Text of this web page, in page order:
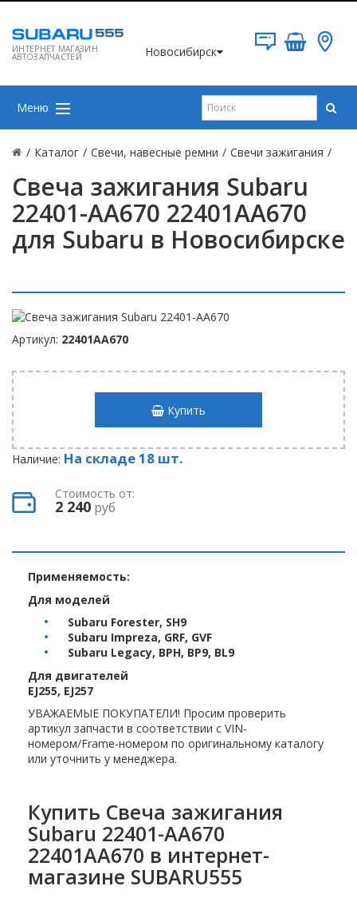
ИНТЕРНЕТ МАГАЗИН
АВТОЗАПЧАСТЕЙ Новосибирск
Меню
/ Каталог / Свечи, навесные ремни / Свечи зажигания /
Свеча зажигания Subaru
22401-AA670 22401AA670
для Subaru в Новосибирске
Артикул: 22401AA670
Купить
Наличие: На складе 18 шт.
Стоимость от:
2 240 руб
Применяемость:
Для моделей
Subaru Forester, SH9
Subaru Impreza, GRF, GVF
Subaru Legacy, BPH, BP9, BL9
Для двигателей
EJ255, EJ257
УВАЖАЕМЫЕ ПОКУПАТЕЛИ! Просим проверить
артикул запчасти в соответствии с VIN-
номером/Frame-номером по оригинальному каталогу
или уточнить у менеджера.
Купить Свеча зажигания
Subaru 22401-AA670
22401AA670 в интернет-
магазине SUBARU555